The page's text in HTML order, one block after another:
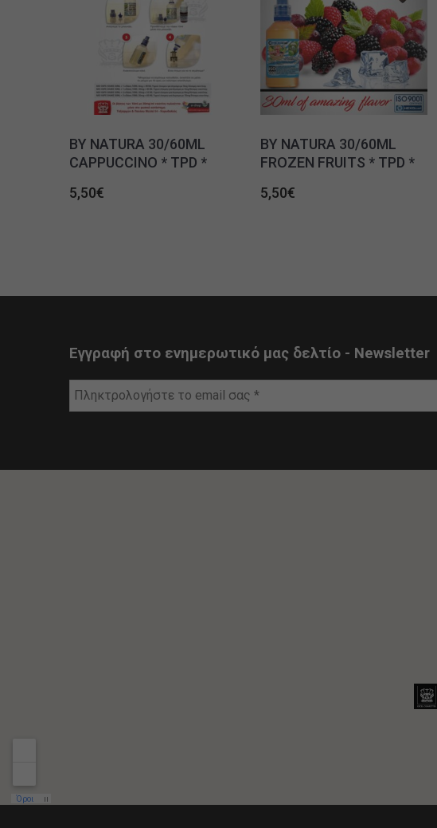
BY NATURA 30/60ML
CAPPUCCINO * TPD *
5,50€
BY NATURA 30/60ML
FROZEN FRUITS * TPD *
5,50€
Εγγραφή στο ενημερωτικό μας δελτίο - Newsletter